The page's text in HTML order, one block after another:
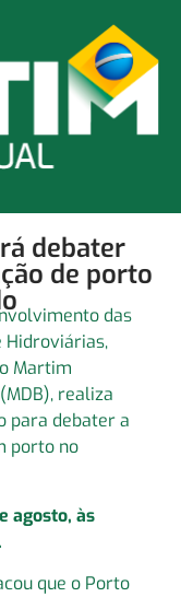
debater
de porto
das
Hidroviárias,
Martim
realiza
para debater a
porto no
agosto, às
que o Porto